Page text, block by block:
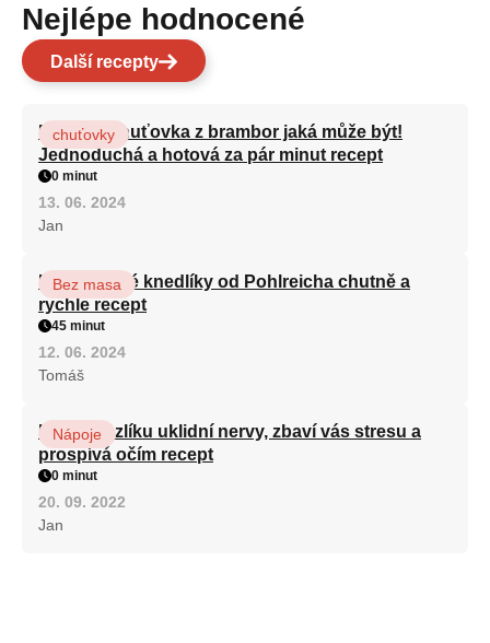
Nejlépe hodnocené
Další recepty
Nejlepší chuťovka z brambor jaká může být!
Jednoduchá a hotová za pár minut recept
chuťovky
0 minut
13. 06. 2024
Jan
Karlovarské knedlíky od Pohlreicha chutně a
rychle recept
Bez masa
45 minut
12. 06. 2024
Tomáš
Kořen kozlíku uklidní nervy, zbaví vás stresu a
prospívá očím recept
Nápoje
0 minut
20. 09. 2022
Jan